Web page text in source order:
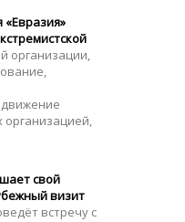
«Евразия»
организации,
свой
визит
встречу с